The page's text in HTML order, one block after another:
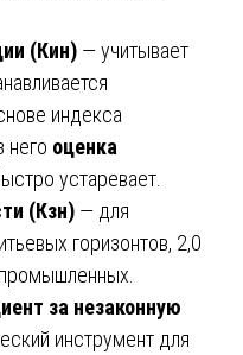
(Кин) — учитывает
индекса
него оценка
устаревает.
(Кзн) — для
горизонтов, 2,0
за незаконную
инструмент для